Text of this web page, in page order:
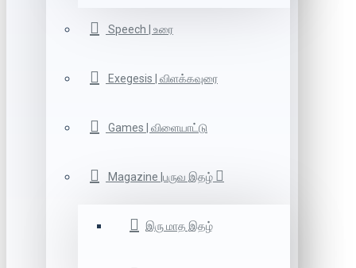
Speech | உரை
Exegesis | விளக்கவுரை
Games | விளையாட்டு
Magazine |பருவ இதழ்
இரு மாத இதழ்